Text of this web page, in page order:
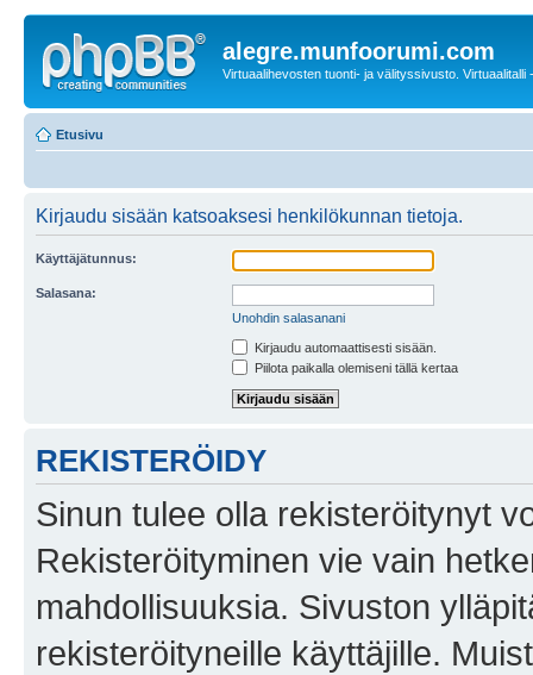
alegre.munfoorumi.com
Virtuaalihevosten tuonti- ja välityssivusto. Virtuaalitalli
Etusivu
Kirjaudu sisään katsoaksesi henkilökunnan tietoja.
Käyttäjätunnus:
Salasana:
Unohdin salasanani
Kirjaudu automaattisesti sisään.
Piilota paikalla olemiseni tällä kertaa
REKISTERÖIDY
Sinun tulee olla rekisteröitynyt
Rekisteröityminen vie vain
mahdollisuuksia. Sivuston
rekisteröityneille käyttäjille.